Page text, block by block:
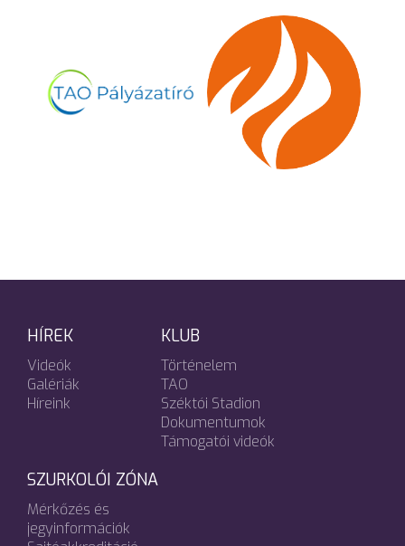
HÍREK
Videók
Galériák
Híreink
KLUB
Történelem
TAO
Széktói Stadion
Dokumentumok
Támogatói videók
SZURKOLÓI ZÓNA
Mérkőzés és
jegyinformációk